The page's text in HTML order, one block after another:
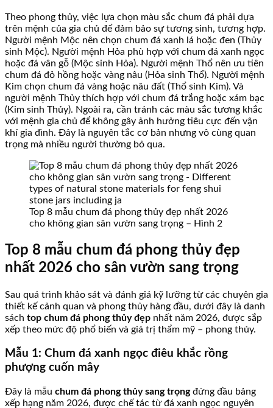
Theo phong thủy, việc lựa chọn màu sắc chum đá phải dựa
trên mệnh của gia chủ để đảm bảo sự tương sinh, tương hợp.
Người mệnh Mộc nên chọn chum đá xanh lá hoặc đen (Thủy
sinh Mộc). Người mệnh Hỏa phù hợp với chum đá xanh ngọc
hoặc đá vân gỗ (Mộc sinh Hỏa). Người mệnh Thổ nên ưu tiên
chum đá đỏ hồng hoặc vàng nâu (Hỏa sinh Thổ). Người mệnh
Kim chọn chum đá vàng hoặc nâu đất (Thổ sinh Kim). Và
người mệnh Thủy thích hợp với chum đá trắng hoặc xám bạc
(Kim sinh Thủy). Ngoài ra, cần tránh các màu sắc tương khắc
với mệnh gia chủ để không gây ảnh hưởng tiêu cực đến vận
khí gia đình. Đây là nguyên tắc cơ bản nhưng vô cùng quan
trọng mà nhiều người thường bỏ qua.
Top 8 mẫu chum đá phong thủy đẹp nhất 2026
cho không gian sân vườn sang trọng – Hình 2
Top 8 mẫu chum đá phong thủy đẹp
nhất 2026 cho sân vườn sang trọng
Sau quá trình khảo sát và đánh giá kỹ lưỡng từ các chuyên gia
thiết kế cảnh quan và phong thủy hàng đầu, dưới đây là danh
sách top chum đá phong thủy đẹp nhất năm 2026, được sắp
xếp theo mức độ phổ biến và giá trị thẩm mỹ – phong thủy.
Mẫu 1: Chum đá xanh ngọc điêu khắc rồng
phượng cuốn mây
Đây là mẫu chum đá phong thủy sang trọngđứng đầu bảng
xếp hạng năm 2026, được chế tác từ đá xanh ngọc nguyên